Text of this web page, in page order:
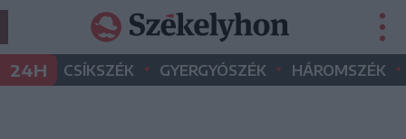
24H CSÍKSZÉK • GYERGYÓSZÉK • HÁROMSZÉK •